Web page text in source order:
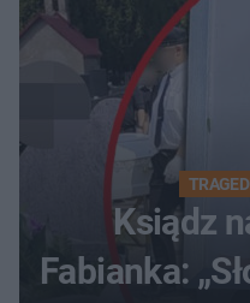
Ksiądz
Fabianka: